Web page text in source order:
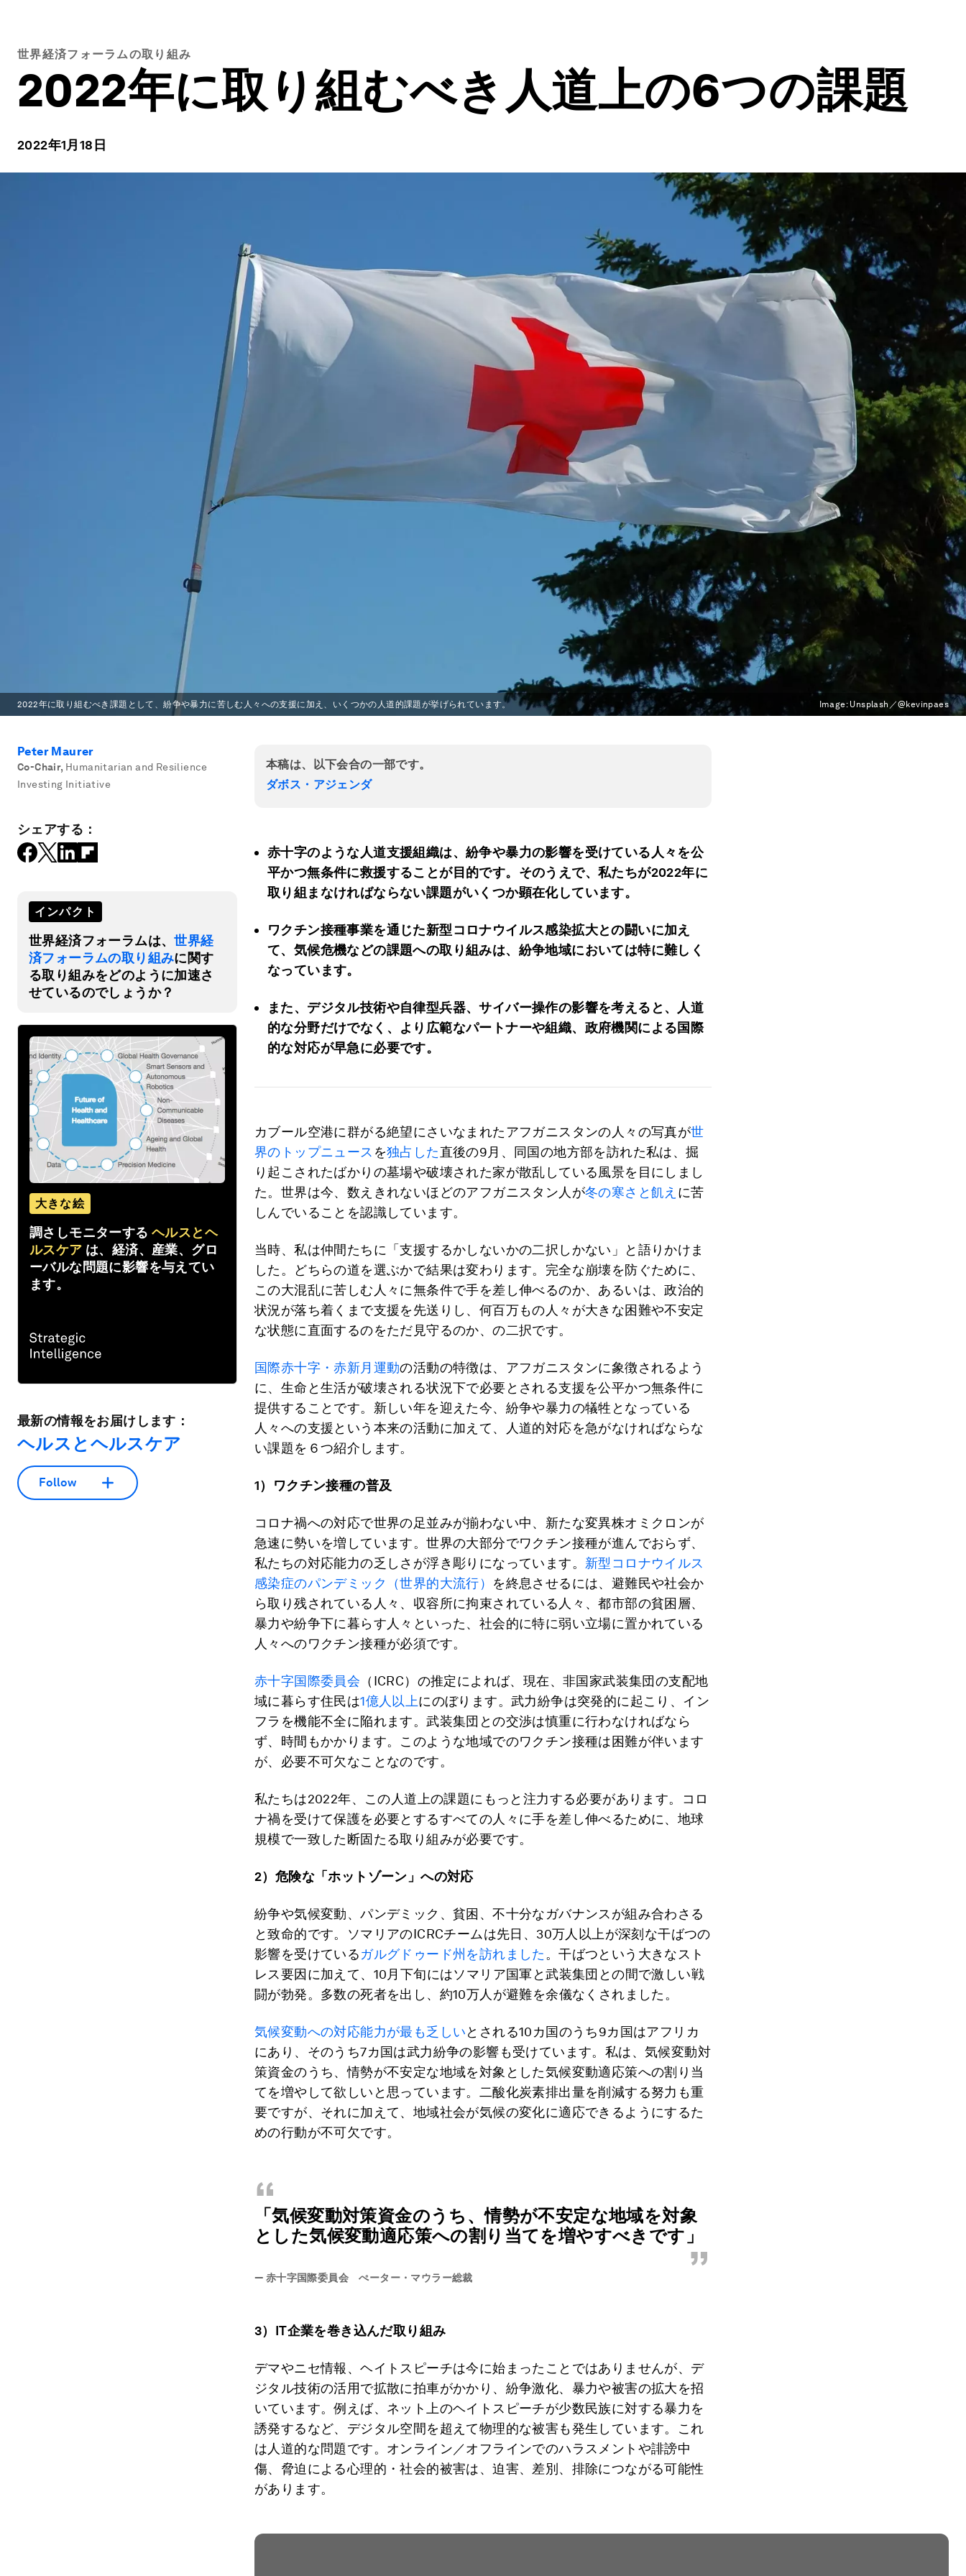
世界経済フォーラムの取り組み
2022年に取り組むべき人道上の6つの課題
2022年1月18日
2022年に取り組むべき課題として、紛争や暴力に苦しむ人々への支援に加え、いくつかの人道的課題が挙げられています。 Image: Unsplash／@kevinpaes
Peter Maurer
Co-Chair, Humanitarian and Resilience
Investing Initiative
シェアする：
インパクト
世界経済フォーラムは、世界経
済フォーラムの取り組みに関す
る取り組みをどのように加速さ
せているのでしょうか？
大きな絵
調さしモニターする ヘルスとヘ
ルスケア は、経済、産業、グロ
ーバルな問題に影響を与えてい
ます。
最新の情報をお届けします：
ヘルスとヘルスケア
Follow
本稿は、以下会合の一部です。
ダボス・アジェンダ
赤十字のような人道支援組織は、紛争や暴力の影響を受けている人々を公
平かつ無条件に救援することが目的です。そのうえで、私たちが2022年に
取り組まなければならない課題がいくつか顕在化しています。
ワクチン接種事業を通じた新型コロナウイルス感染拡大との闘いに加え
て、気候危機などの課題への取り組みは、紛争地域においては特に難しく
なっています。
また、デジタル技術や自律型兵器、サイバー操作の影響を考えると、人道
的な分野だけでなく、より広範なパートナーや組織、政府機関による国際
的な対応が早急に必要です。
カブール空港に群がる絶望にさいなまれたアフガニスタンの人々の写真が世
界の トップニュース を独占した直後の9月、同国の地方部を訪れた私は、掘
り起こされたばかりの墓場や破壊された家が散乱している風景を目にしまし
た。世界は今、数えきれないほどのアフガニスタン人が冬の寒さと飢え に苦
しんでいることを認識しています。
当時、私は仲間たちに「支援するかしないかの二択しかない」と語りかけま
した。どちらの道を選ぶかで結果は変わります。完全な崩壊を防ぐために、
この大混乱に苦しむ人々に無条件で手を差し伸べるのか、あるいは、政治的
状況が落ち着くまで支援を先送りし、何百万もの人々が大きな困難や不安定
な状態に直面するのをただ見守るのか、の二択です。
国際赤十字・赤新月運動の活動の特徴は、アフガニスタンに象徴されるよう
に、生命と生活が破壊される状況下で必要とされる支援を公平かつ無条件に
提供することです。新しい年を迎えた今、紛争や暴力の犠牲となっている
人々への支援という本来の活動に加えて、人道的対応を急がなければならな
い課題を６つ紹介します。
1）ワクチン接種の普及
コロナ禍への対応で世界の足並みが揃わない中、新たな変異株オミクロンが
急速に勢いを増しています。世界の大部分でワクチン接種が進んでおらず、
私たちの対応能力の乏しさが浮き彫りになっています。 新型コロナウイルス
感染症のパンデミック（世界的大流行） を終息させるには、避難民や社会か
ら取り残されている人々、収容所に拘束されている人々、都市部の貧困層、
暴力や紛争下に暮らす人々といった、社会的に特に弱い立場に置かれている
人々へのワクチン接種が必須です。
赤十字国際委員会 （ICRC）の推定によれば、現在、非国家武装集団の支配地
域に暮らす住民は1億人以上にのぼります。武力紛争は突発的に起こり、イン
フラを機能不全に陥れます。武装集団との交渉は慎重に行わなければなら
ず、時間もかかります。このような地域でのワクチン接種は困難が伴います
が、必要不可欠なことなのです。
私たちは2022年、この人道上の課題にもっと注力する必要があります。コロ
ナ禍を受けて保護を必要とするすべての人々に手を差し伸べるために、地球
規模で一致した断固たる取り組みが必要です。
2）危険な「ホットゾーン」への対応
紛争や気候変動、パンデミック、貧困、不十分なガバナンスが組み合わさる
と致命的です。ソマリアのICRCチームは先日、30万人以上が深刻な干ばつの
影響を受けているガルグドゥード州を訪れました 。干ばつという大きなスト
レス要因に加えて、10月下旬にはソマリア国軍と武装集団との間で激しい戦
闘が勃発。多数の死者を出し、約10万人が避難を余儀なくされました。
気候変動への対応能力が最も乏しいとされる10カ国のうち9カ国はアフリカ
にあり、そのうち7カ国は武力紛争の影響も受けています。私は、気候変動対
策資金のうち、情勢が不安定な地域を対象とした気候変動適応策への割り当
てを増やして欲しいと思っています。二酸化炭素排出量を削減する努力も重
要ですが、それに加えて、地域社会が気候の変化に適応できるようにするた
めの行動が不可欠です。
“
「気候変動対策資金のうち、情勢が不安定な地域を対象
とした気候変動適応策への割り当てを増やすべきです」
”
— 赤十字国際委員会 ぺーター・マウラー総裁
3） IT企業を巻き込んだ取り組み
デマやニセ情報、ヘイトスピーチは今に始まったことではありませんが、デ
ジタル技術の活用で拡散に拍車がかかり、紛争激化、暴力や被害の拡大を招
いています。例えば、ネット上のヘイトスピーチが少数民族に対する暴力を
誘発するなど、デジタル空間を超えて物理的な被害も発生しています。これ
は人道的な問題です。オンライン／オフラインでのハラスメントや誹謗中
傷、脅迫による心理的・社会的被害は、迫害、差別、排除につながる可能性
があります。